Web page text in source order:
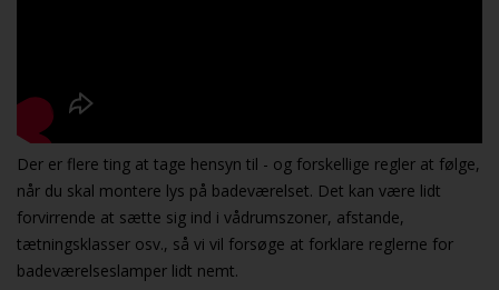
Der er flere ting at tage hensyn til - og forskellige regler at følge,
når du skal montere lys på badeværelset. Det kan være lidt
forvirrende at sætte sig ind i vådrumszoner, afstande,
tætningsklasser osv., så vi vil forsøge at forklare reglerne for
badeværelseslamper lidt nemt.